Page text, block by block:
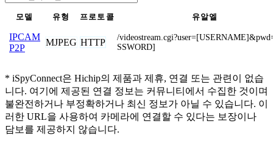
모델 유형 프로토콜 유알엘
IPCAM
P2P
MJPEG HTTP
/
SSWORD]
* iSpyConnect은 Hichip의 제품과 제휴, 연결 또는 관련이 없습
니다. 여기에 제공된 연결 정보는 커뮤니티에서 수집한 것이며
불완전하거나 부정확하거나 최신 정보가 아닐 수 있습니다. 이
러한 URL을 사용하여 카메라에 연결할 수 있다는 보장이나
담보를 제공하지 않습니다.